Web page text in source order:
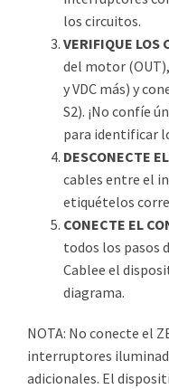
los circuitos.
VERIFIQUE LOS
del motor
y VDC más) y
S2). ¡No confíe
para identificar
DESCONECTE
cables entre el
etiquételos
CONECTE EL
todos los pasos
Cablee el
diagrama.
NOTA: No conecte el
interruptores
adicionales. El